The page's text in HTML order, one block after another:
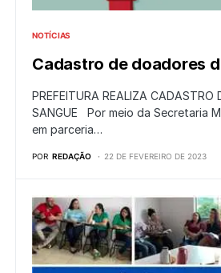
NOTÍCIAS
Cadastro de doadores
PREFEITURA REALIZA CADASTRO
SANGUE Por meio da Secretaria
em parceria…
POR REDAÇÃO 22 DE FEVEREIRO DE 2023